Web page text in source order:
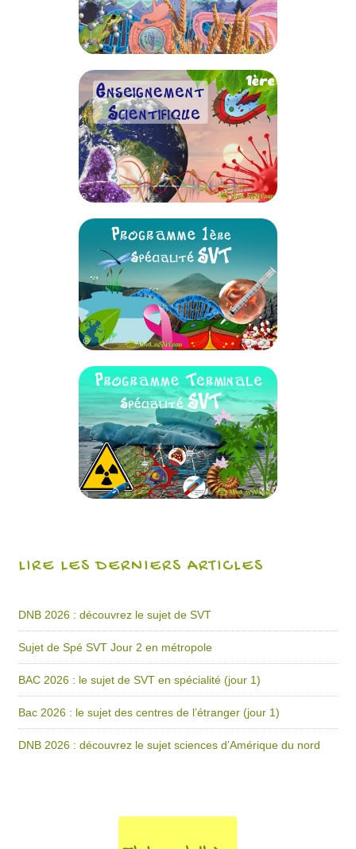
LIRE LES DERNIERS ARTICLES
DNB 2026 : découvrez le sujet de SVT
Sujet de Spé SVT Jour 2 en métropole
BAC 2026 : le sujet de SVT en spécialité (jour 1)
Bac 2026 : le sujet des centres de l’étranger (jour 1)
DNB 2026 : découvrez le sujet sciences d’Amérique du nord